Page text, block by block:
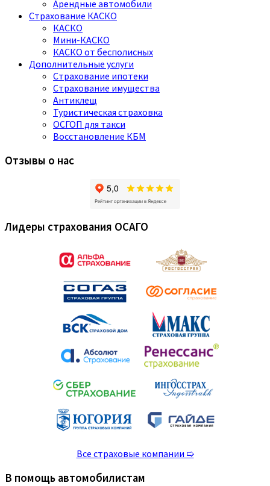
Арендные автомобили
Страхование КАСКО
КАСКО
Мини-КАСКО
КАСКО от бесполисных
Дополнительные услуги
Страхование ипотеки
Страхование имущества
Антиклещ
Туристическая страховка
ОСГОП для такси
Восстановление КБМ
Отзывы о нас
Лидеры страхования ОСАГО
Все страховые компании ➯
В помощь автомобилистам